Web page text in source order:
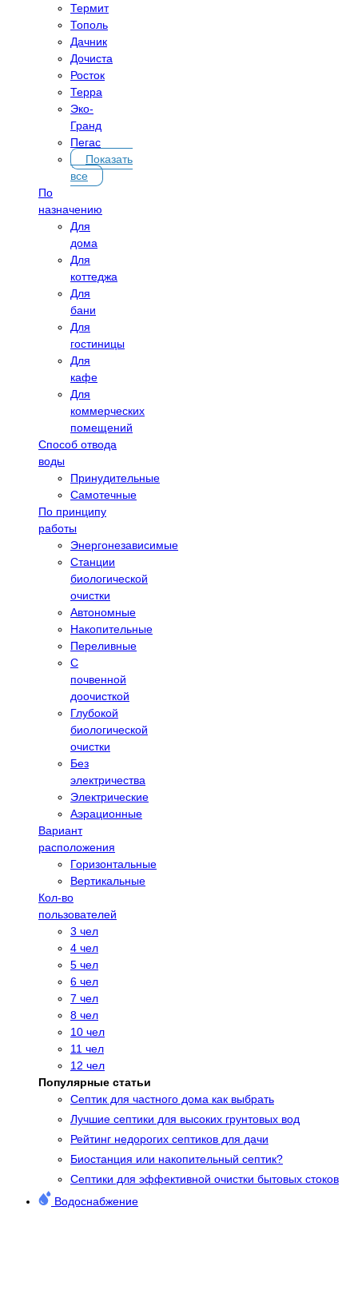
Термит
Тополь
Дачник
Дочиста
Росток
Терра
Эко-
Гранд
Пегас
Показать
все
По
назначению
Для
дома
Для
коттеджа
Для
бани
Для
гостиницы
Для
кафе
Для
коммерческих
помещений
Способ отвода
воды
Принудительные
Самотечные
По принципу
работы
Энергонезависимые
Станции
биологической
очистки
Автономные
Накопительные
Переливные
С
почвенной
доочисткой
Глубокой
биологической
очистки
Без
электричества
Электрические
Аэрационные
Вариант
расположения
Горизонтальные
Вертикальные
Кол-во
пользователей
3 чел
4 чел
5 чел
6 чел
7 чел
8 чел
10 чел
11 чел
12 чел
Популярные статьи
Cептик для частного дома как выбрать
Лучшие септики для высоких грунтовых вод
Рейтинг недорогих септиков для дачи
Биостанция или накопительный септик?
Септики для эффективной очистки бытовых стоков
Водоснабжение